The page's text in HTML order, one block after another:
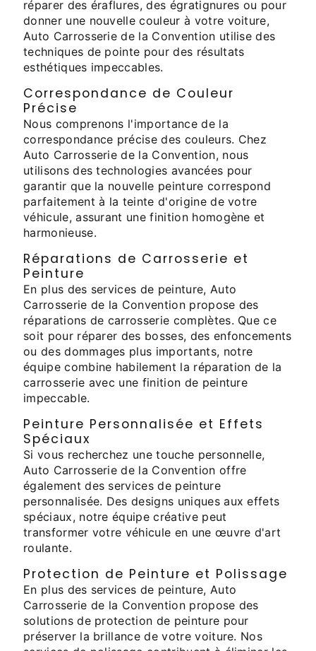
réparer des éraflures, des égratignures ou pour
donner une nouvelle couleur à votre voiture,
Auto Carrosserie de la Convention utilise des
techniques de pointe pour des résultats
esthétiques impeccables.
Correspondance de Couleur
Précise
Nous comprenons l'importance de la
correspondance précise des couleurs. Chez
Auto Carrosserie de la Convention, nous
utilisons des technologies avancées pour
garantir que la nouvelle peinture correspond
parfaitement à la teinte d'origine de votre
véhicule, assurant une finition homogène et
harmonieuse.
Réparations de Carrosserie et
Peinture
En plus des services de peinture, Auto
Carrosserie de la Convention propose des
réparations de carrosserie complètes. Que ce
soit pour réparer des bosses, des enfoncements
ou des dommages plus importants, notre
équipe combine habilement la réparation de la
carrosserie avec une finition de peinture
impeccable.
Peinture Personnalisée et Effets
Spéciaux
Si vous recherchez une touche personnelle,
Auto Carrosserie de la Convention offre
également des services de peinture
personnalisée. Des designs uniques aux effets
spéciaux, notre équipe créative peut
transformer votre véhicule en une œuvre d'art
roulante.
Protection de Peinture et Polissage
En plus des services de peinture, Auto
Carrosserie de la Convention propose des
solutions de protection de peinture pour
préserver la brillance de votre voiture. Nos